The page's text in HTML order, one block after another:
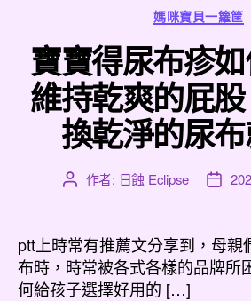
分
類
媽咪寶貝一籮筐
寶寶得尿布疹
維持乾爽的屁
換乾淨的尿
文
者
作者: 日蝕 Eclipse
文
佈
日
期
ptt上時常有推薦文分享到，母親
布時，時常被各式各樣的品牌所
何給孩子選擇好用的 […]